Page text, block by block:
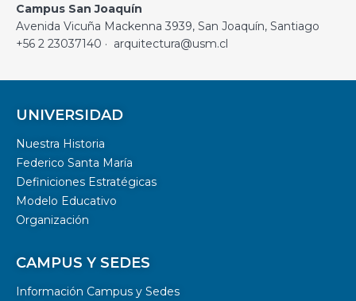
Campus San Joaquín
Avenida Vicuña Mackenna 3939, San Joaquín, Santiago
+56 2 23037140 · arquitectura@usm.cl
UNIVERSIDAD
Nuestra Historia
Federico Santa María
Definiciones Estratégicas
Modelo Educativo
Organización
CAMPUS Y SEDES
Información Campus y Sedes